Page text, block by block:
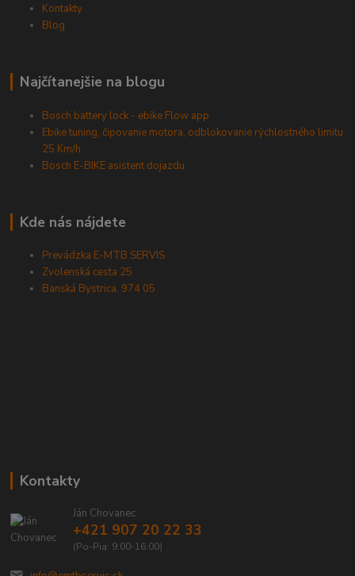
Kontakty
Blog
Najčítanejšie na blogu
Bosch battery lock - ebike Flow app
Ebike tuning, čipovanie motora, odblokovanie rýchlostného limitu
25 Km/h
Bosch E-BIKE asistent dojazdu
Kde nás nájdete
Prevádzka E-MTB SERVIS
Zvolenská cesta 25
Banská Bystrica, 974 05
Kontakty
Ján Chovanec
+421 907 20 22 33
(Po-Pia: 9:00-16:00)